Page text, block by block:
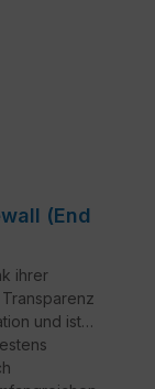
(End
ihrer
und ist